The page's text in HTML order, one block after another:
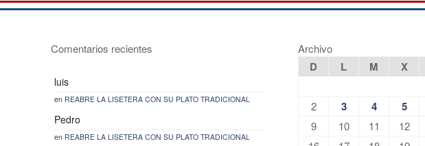
Comentarios recientes
luis
en REABRE LA LISETERA CON SU PLATO TRADICIONAL
Pedro
en REABRE LA LISETERA CON SU PLATO TRADICIONAL
Archivo
D L M X
2 3 4 5
9
10 11 12